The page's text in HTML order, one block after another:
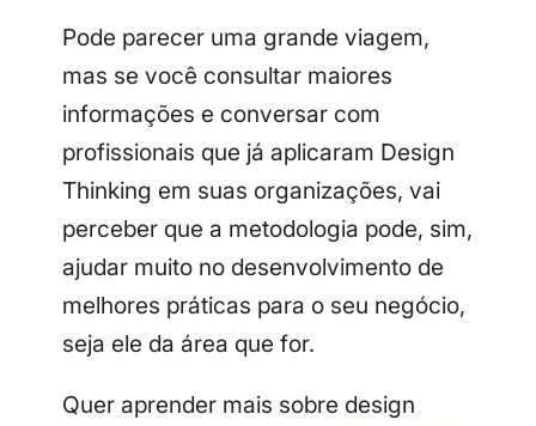
Pode parecer uma grande viagem,
mas se você consultar maiores
informações e conversar com
profissionais que já aplicaram Design
Thinking em suas organizações, vai
perceber que a metodologia pode, sim,
ajudar muito no desenvolvimento de
melhores práticas para o seu negócio,
seja ele da área que for.
Quer aprender mais sobre design